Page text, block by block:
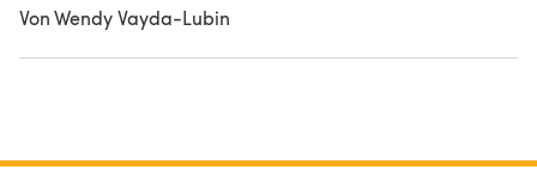
Von Wendy Vayda-Lubin